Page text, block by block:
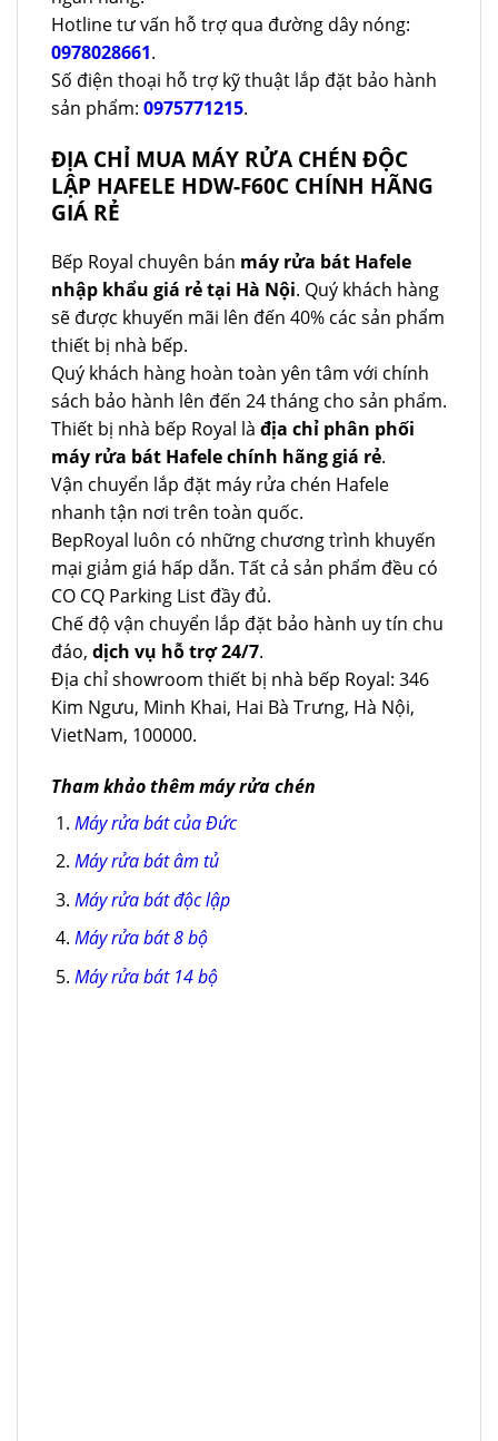
Hotline tư vấn hỗ trợ qua đường dây nóng:
0978028661.
Số điện thoại hỗ trợ kỹ thuật lắp đặt bảo hành
sản phẩm: 0975771215.
ĐỊA CHỈ MUA MÁY RỬA CHÉN ĐỘC
LẬP HAFELE HDW-F60C CHÍNH HÃNG
GIÁ RẺ
Bếp Royal chuyên bán máy rửa bát Hafele
nhập khẩu giá rẻ tại Hà Nội. Quý khách hàng
sẽ được khuyến mãi lên đến 40% các sản phẩm
thiết bị nhà bếp.
Quý khách hàng hoàn toàn yên tâm với chính
sách bảo hành lên đến 24 tháng cho sản phẩm.
Thiết bị nhà bếp Royal là địa chỉ phân phối
máy rửa bát Hafele chính hãng giá rẻ.
Vận chuyển lắp đặt máy rửa chén Hafele
nhanh tận nơi trên toàn quốc.
BepRoyal luôn có những chương trình khuyến
mại giảm giá hấp dẫn. Tất cả sản phẩm đều có
CO CQ Parking List đầy đủ.
Chế độ vận chuyển lắp đặt bảo hành uy tín chu
đáo, dịch vụ hỗ trợ 24/7.
Địa chỉ showroom thiết bị nhà bếp Royal: 346
Kim Ngưu, Minh Khai, Hai Bà Trưng, Hà Nội,
VietNam, 100000.
Tham khảo thêm máy rửa chén
Máy rửa bát của Đức
Máy rửa bát âm tủ
Máy rửa bát độc lập
Máy rửa bát 8 bộ
Máy rửa bát 14 bộ